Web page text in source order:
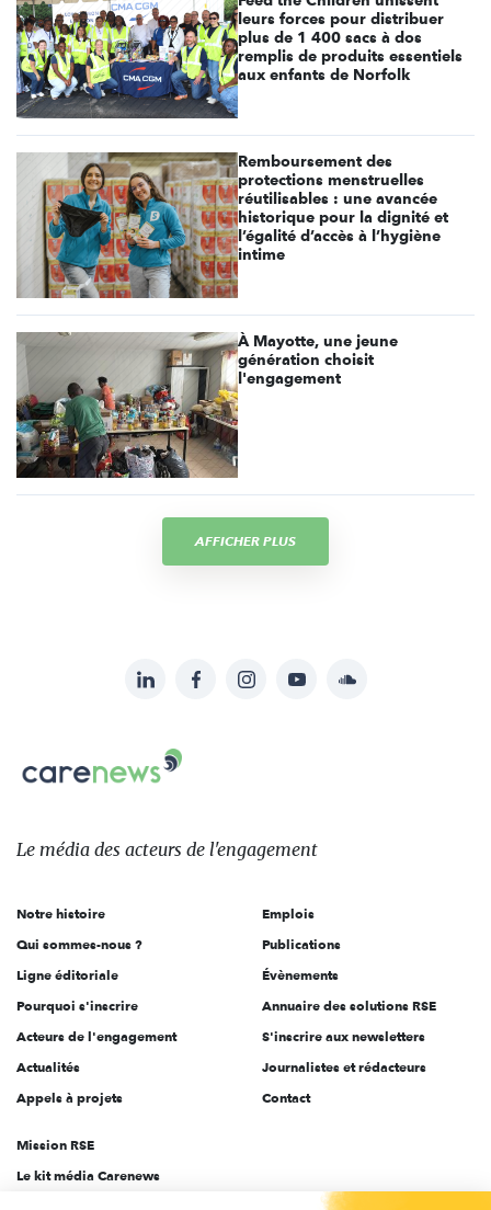
leurs forces pour distribuer
plus de 1 400 sacs à dos
remplis de produits essentiels
aux enfants de Norfolk
Remboursement des
protections menstruelles
réutilisables : une avancée
historique pour la dignité et
l’égalité d’accès à l’hygiène
intime
À Mayotte, une jeune
génération choisit
l'engagement
AFFICHER PLUS
sur:
LinkedInFacebookInstagramYouTubeSoundcloud
Le
des
l'engagement
Le média des acteurs de l'engagement
Notre histoire
Qui sommes-nous ?
Ligne éditoriale
Pourquoi s'inscrire
Acteurs de l'engagement
Actualités
Appels à projets
Emplois
Publications
Évènements
Annuaire des solutions RSE
S'inscrire aux newsletters
Journalistes et rédacteurs
Contact
Mission RSE
Le kit média Carenews